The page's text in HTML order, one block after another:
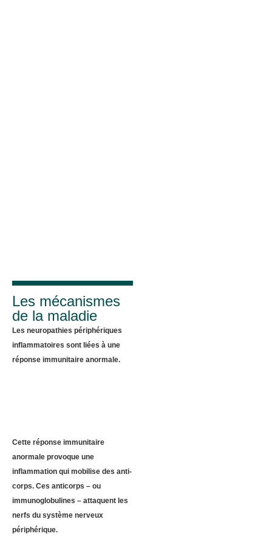
Les mécanismes
de la maladie
Les neuropathies périphériques
inflammatoires sont liées à une
réponse immunitaire anormale.
Cette réponse immunitaire
anormale provoque une
inflammation qui mobilise des anti-
corps. Ces anticorps – ou
immunoglobulines – attaquent les
nerfs du système nerveux
périphérique.